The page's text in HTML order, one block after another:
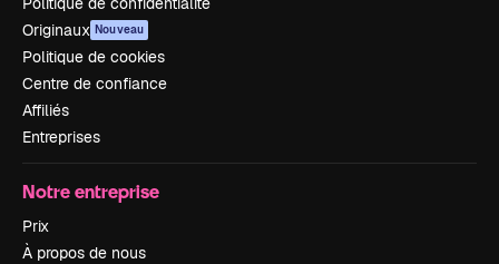
Originaux Nouveau
Politique de cookies
Centre de confiance
Affiliés
Entreprises
Notre entreprise
Prix
À propos de nous